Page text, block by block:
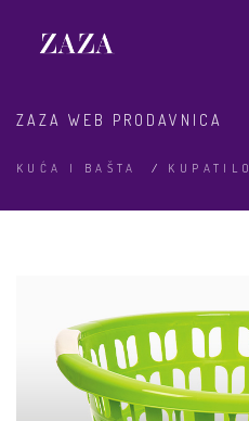
ZAZA WEB PRODAVNICA
KUĆA I BAŠTA / KUPATILO